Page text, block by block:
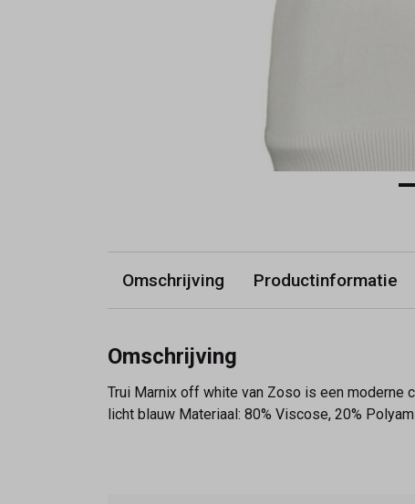
Omschrijving Productinformatie
Omschrijving
Trui Marnix off white van Zoso is een moderne
licht blauw Materiaal: 80% Viscose, 20%